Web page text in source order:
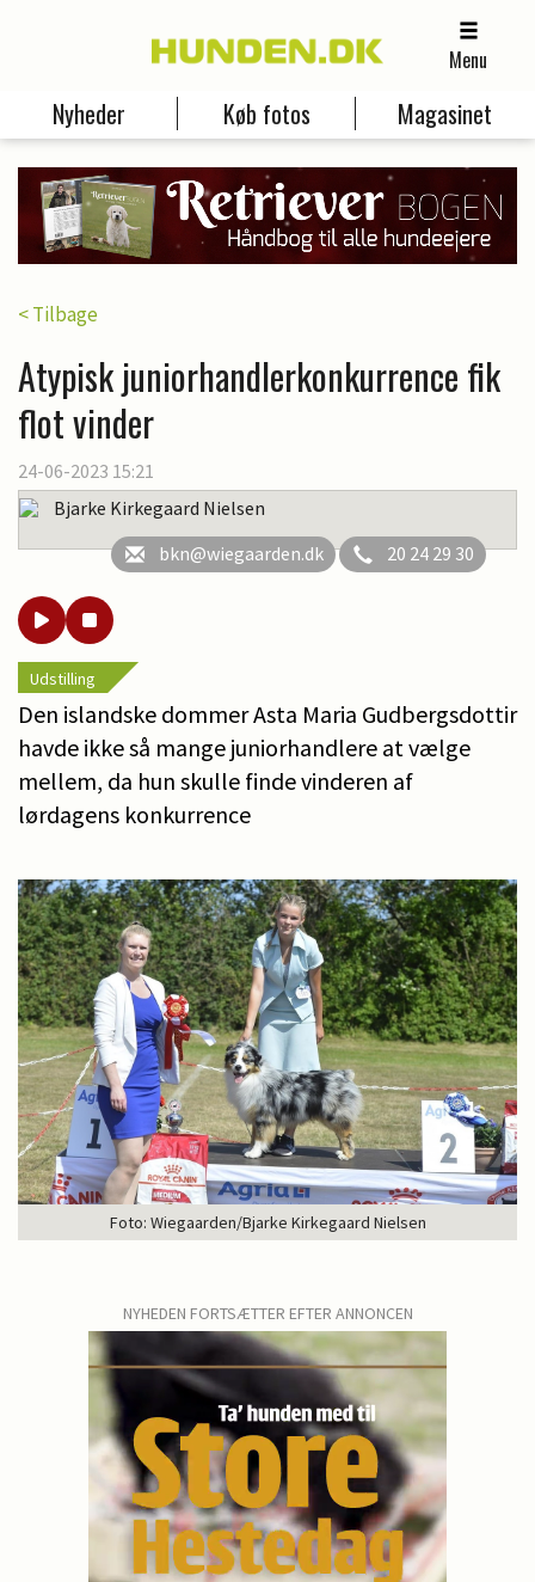
Menu
Nyheder Køb fotos Magasinet
< Tilbage
Atypisk juniorhandlerkonkurrence fik
flot vinder
24-06-2023 15:21
Bjarke Kirkegaard Nielsen
bkn@wiegaarden.dk
20 24 29 30
Udstilling
Den islandske dommer Asta Maria Gudbergsdottir
havde ikke så mange juniorhandlere at vælge
mellem, da hun skulle finde vinderen af
lørdagens konkurrence
Foto: Wiegaarden/Bjarke Kirkegaard Nielsen
NYHEDEN FORTSÆTTER EFTER ANNONCEN